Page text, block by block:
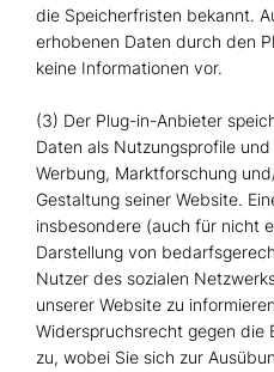
die Speicherfristen bekannt.
erhobenen Daten durch den
keine Informationen vor.
(3) Der Plug-in-Anbieter
Daten als Nutzungsprofile
Werbung, Marktforschung
Gestaltung seiner Website.
insbesondere (auch für nicht
Darstellung von
Nutzer des sozialen
unserer Website zu
Widerspruchsrecht gegen die
zu, wobei Sie sich zur